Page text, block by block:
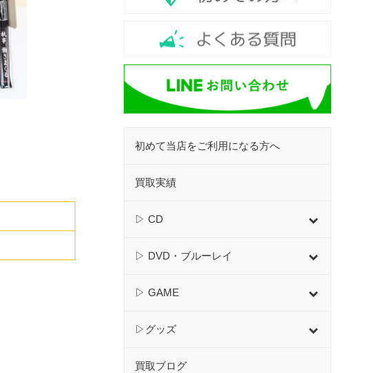
初めて当店をご利用になる方へ
買取実績
▷ CD
▷ DVD・ブルーレイ
▷ GAME
▷グッズ
買取ブログ